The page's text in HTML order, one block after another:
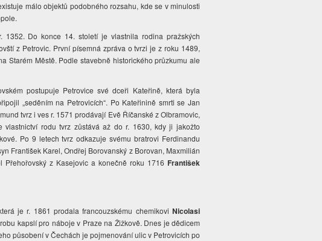
málo objektů podobného rozsahu, kde se v minulosti
1352. Do konce 14. století je vlastnila rodina pražských
z Petrovic. První písemná zpráva o tvrzi je z roku 1489,
Starém Městě. Podle stavebně historického průzkumu ale
postupuje Petrovice své dceři Kateřině, která byla
„seděním na Petrovicích“. Po Kateřinině smrti se Jan
tvrz i ves r. 1571 prodávají Evě Říčanské z Olbramovic,
rodu tvrz zůstává až do r. 1630, kdy ji jakožto
Po 9 letech tvrz odkazuje svému bratrovi Ferdinandu
František Karel, Ondřej Borovanský z Borovan, Maxmilián
Přehořovský z Kasejovic a konečně roku 1716 František
je r. 1861 prodala francouzskému chemikovi Nicolasi
kapslí pro náboje v Praze na Žižkově. Dnes je dědicem
působení v Čechách je pojmenování ulic v Petrovicích po